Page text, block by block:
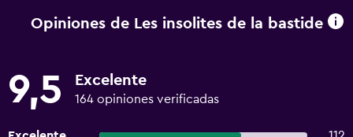
Opiniones de Les insolites de la bastide
9,5 Excelente
164 opiniones verificadas